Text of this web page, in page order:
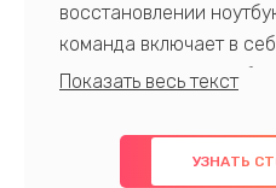
восстановлении
команда включает в
профессионалов с
предлагаем быстрый и
использованиемУЗНАТЬ